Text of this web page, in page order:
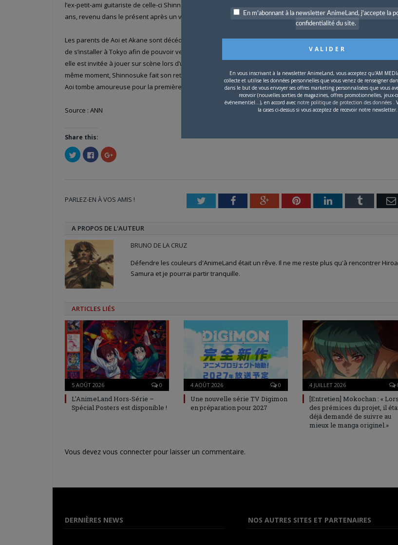
l’ex-petit-ami guitariste de celle-ci Shinnosuke Kanomura et Shinno – qui est en réalité le Shinnosuke d’il y a treize
ans, revenu dans le présent après un voyage temporel.
Les parents de Aoi et Akane sont décédés 13 ans plus tôt, dans un accident. Lors, Akane a tiré un trait sur ses
de s’installer à Tokyo afin de pouvoir veiller sur sa petite sœur. Depuis, Aoi se sent redevable à son égard. Un
elle est invitée à jouer sur scène lors d’un festival de musique organisé par Dankichi, célèbre interprète d’Enka. Au
même moment, Shinnosuke fait son retour après une longue absence. Shinno apparaît alors mystérieusement,
Aoi tombe amoureuse pour la première fois…
Source : ANN
Share this:
Cliquez
pour
partager
nouvelle
fenêtre)
Cliquez
pour
partager
nouvelle
fenêtre)
Cliquez
pour
nouvelle
PARLEZ-EN À VOS AMIS ! TwitterFacebookGoogle+PinterestLinkedInTumblr
A PROPOS DE L'AUTEUR
BRUNO DE LA CRUZ
Défendre les couleurs d'AnimeLand était un rêve. Il ne me reste plus qu'à rencontrer
Samura et je pourrai partir tranquille.
ARTICLES LIÉS
5 AOÛT 2026 0
L’AnimeLand Hors-Série –
Spécial Posters est disponible !
4 AOÛT 2026 0
Une nouvelle série TV Digimon
en préparation pour 2027
4 JUILLET 2026
[Entretien] Mokochan : « Lors
des prémices du projet, il
déjà demandé de suivre au
mieux le manga originel.»
Vous devez vous connecter pour laisser un commentaire.
DERNIÈRES NEWS NOS AUTRES SITES ET PARTENAIRES
En m'abonnant à la newsletter AnimeLand, j'accepte la
confidentialité du site.
En vous inscrivant à la newsletter AnimeLand, vous acceptez qu'AM
collecte et utilise les données personnelles que vous venez de renseigner
dans le but de vous envoyer ses offres marketing personnalisées que vous
recevoir (nouvelles sorties de magazines, offres promotionnelles, jeux-
événementiel...), en accord avec notre politique de protection des données .
la cases ci-dessus si vous acceptez de recevoir notre newsletter.